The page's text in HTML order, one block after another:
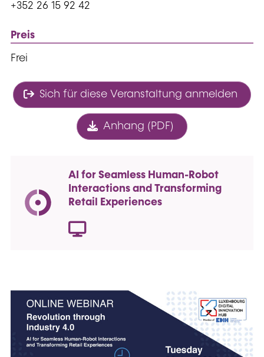
+352 26 15 92 42
Preis
Frei
Sich für diese Veranstaltung anmelden
Anhang (PDF)
AI for Seamless Human-Robot
Interactions and Transforming
Retail Experiences